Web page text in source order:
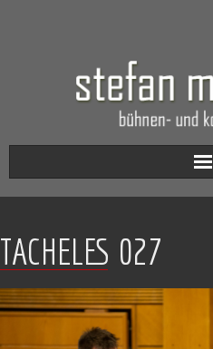
Aktuell
Werkverzeichnis
Biografie
TACHELES 027